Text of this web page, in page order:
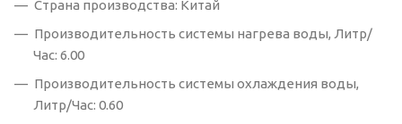
Страна производства: Китай
Производительность системы нагрева воды, Литр/
Час: 6.00
Производительность системы охлаждения воды,
Литр/Час: 0.60